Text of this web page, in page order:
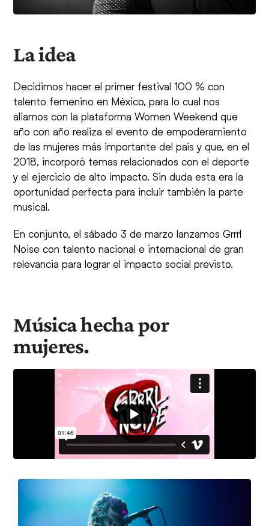
La idea
Decidimos hacer el primer festival 100 % con
talento femenino en México, para lo cual nos
aliamos con la plataforma Women Weekend que
año con año realiza el evento de empoderamiento
de las mujeres más importante del país y que, en el
2018, incorporó temas relacionados con el deporte
y el ejercicio de alto impacto. Sin duda esta era la
oportunidad perfecta para incluir también la parte
musical.
En conjunto, el sábado 3 de marzo lanzamos Grrrl
Noise con talento nacional e internacional de gran
relevancia para lograr el impacto social previsto.
Música hecha por
mujeres.